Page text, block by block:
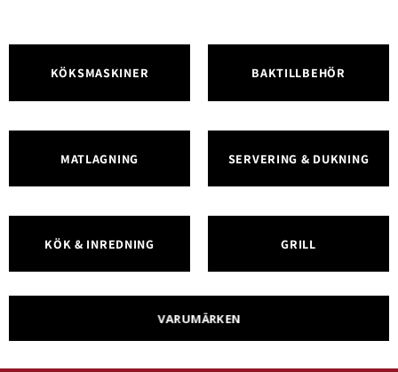
KÖKSMASKINER BAKTILLBEHÖR
MATLAGNING SERVERING & DUKNING
KÖK & INREDNING GRILL
VARUMÄRKEN